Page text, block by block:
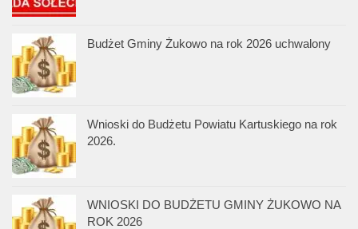
Budżet Gminy Żukowo na rok 2026 uchwalony
Wnioski do Budżetu Powiatu Kartuskiego na rok
2026.
WNIOSKI DO BUDŻETU GMINY ŻUKOWO NA
ROK 2026